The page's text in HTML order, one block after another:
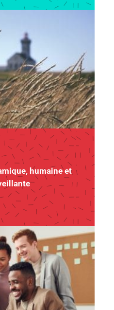
humaine et